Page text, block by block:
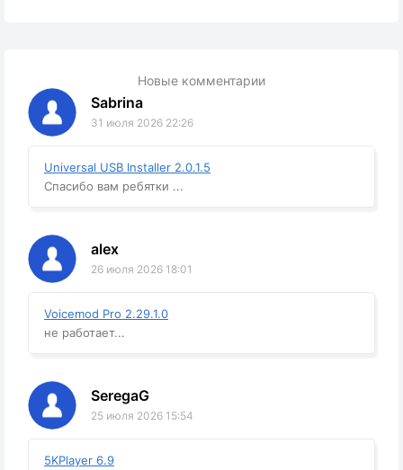
Новые комментарии
Sabrina
31 июля 2026 22:26
Universal USB Installer 2.0.1.5
Спасибо вам ребятки ...
alex
26 июля 2026 18:01
Voicemod Pro 2.29.1.0
не работает...
SeregaG
25 июля 2026 15:54
5KPlayer 6.9